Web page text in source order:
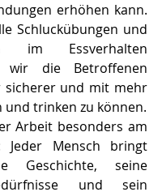
erhöhen kann.
Schluckübungen und
im Essverhalten
wir die Betroffenen
sicherer und mit mehr
und trinken zu können.
Arbeit besonders am
Jeder Mensch bringt
Geschichte, seine
und sein